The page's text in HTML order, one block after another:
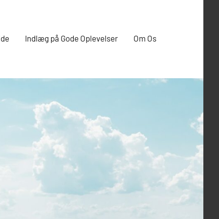
Indlæg på Gode Oplevelser Om Os